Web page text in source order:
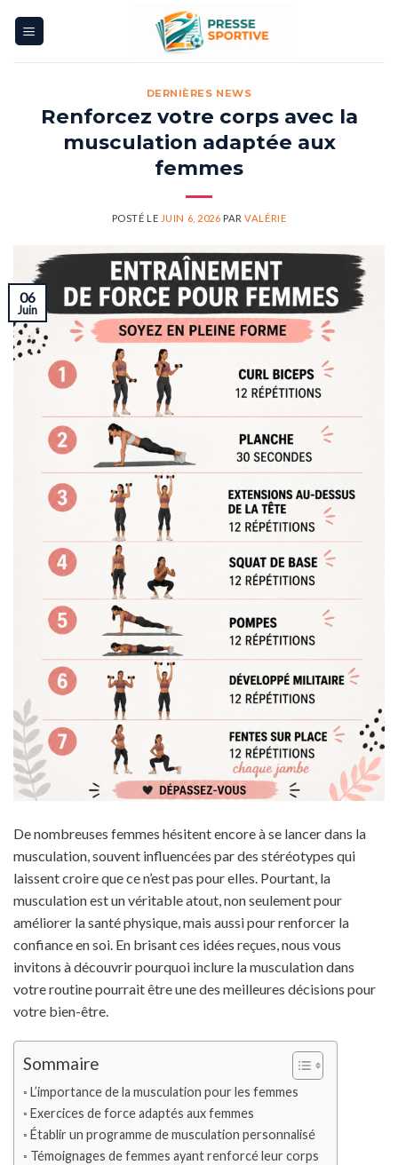
DERNIÈRES NEWS
Renforcez votre corps avec la
musculation adaptée aux
femmes
POSTÉ LE JUIN 6, 2026 PARVALÉRIE
06
Juin
De nombreuses femmes hésitent encore à se lancer dans la
musculation, souvent influencées par des stéréotypes qui
laissent croire que ce n’est pas pour elles. Pourtant, la
musculation est un véritable atout, non seulement pour
améliorer la santé physique, mais aussi pour renforcer la
confiance en soi. En brisant ces idées reçues, nous vous
invitons à découvrir pourquoi inclure la musculation dans
votre routine pourrait être une des meilleures décisions pour
votre bien-être.
Sommaire
L’importance de la musculation pour les femmes
Exercices de force adaptés aux femmes
Établir un programme de musculation personnalisé
Témoignages de femmes ayant renforcé leur corps